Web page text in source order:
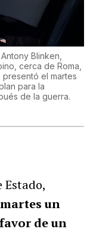
Blinken,
cerca de Roma,
presentó el martes
para la
de la guerra.
Estado,
un
de un